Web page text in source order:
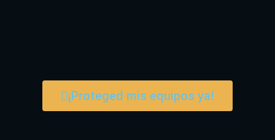
¡Proteged mis equipos ya!